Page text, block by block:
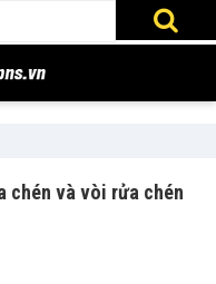
chén và vòi rửa chén